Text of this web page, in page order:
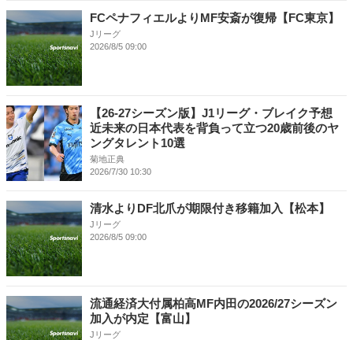
FCペナフィエルよりMF安斎が復帰【FC東京】
Jリーグ
2026/8/5 09:00
【26-27シーズン版】J1リーグ・ブレイク予想
近未来の日本代表を背負って立つ20歳前後のヤ
ングタレント10選
菊地正典
2026/7/30 10:30
清水よりDF北爪が期限付き移籍加入【松本】
Jリーグ
2026/8/5 09:00
流通経済大付属柏高MF内田の2026/27シーズン
加入が内定【富山】
Jリーグ